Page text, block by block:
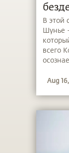
В этой
Шунье
всего
штате
Aug